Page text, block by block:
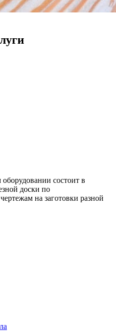
состоит в
доски по
на заготовки разной